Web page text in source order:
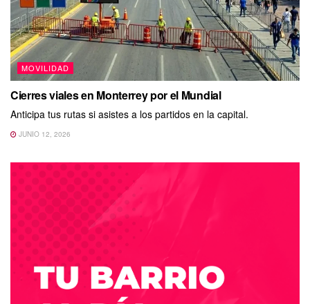
MOVILIDAD
Cierres viales en Monterrey por el Mundial
Anticipa tus rutas si asistes a los partidos en la capital.
JUNIO 12, 2026